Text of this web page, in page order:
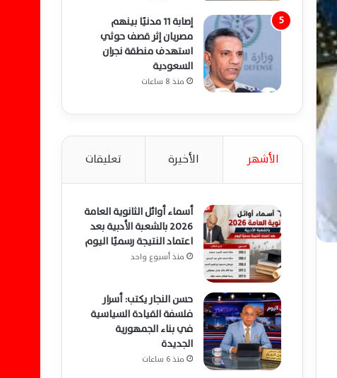
إصابة 11 مدنيًا بينهم
مصريان إثر قصف حوثي
استهدف منطقة نجران
السعودية
منذ 8 ساعات
الأشهر الأخيرة تعليقات
أسماء أوائل الثانوية العامة
2026 بالشعبة الأدبية بعد
اعتماد النتيجة رسميًا اليوم
منذ أسبوع واحد
حسن النجار يكتب: أسرار
فلسفة القيادة السياسية
في بناء الجمهورية
الجديدة
منذ 6 ساعات